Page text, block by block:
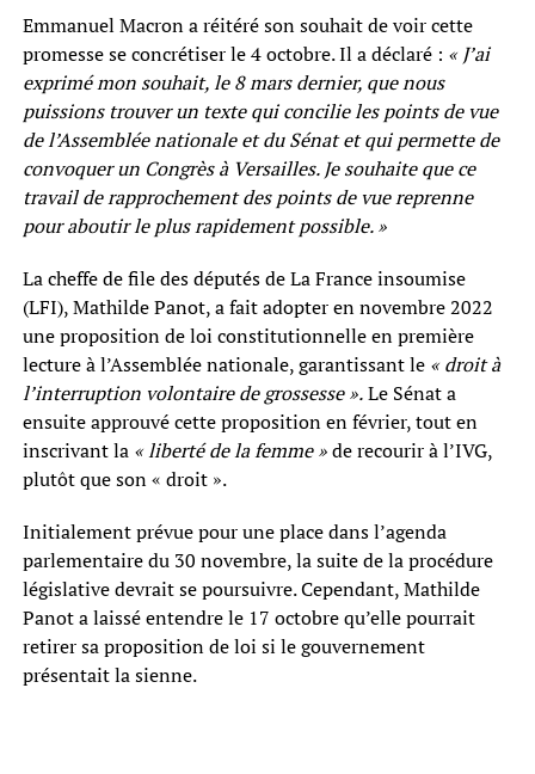
Emmanuel Macron a réitéré son souhait de voir cette
promesse se concrétiser le 4 octobre. Il a déclaré : « J’ai
exprimé mon souhait, le 8 mars dernier, que nous
puissions trouver un texte qui concilie les points de vue
de l’Assemblée nationale et du Sénat et qui permette de
convoquer un Congrès à Versailles. Je souhaite que ce
travail de rapprochement des points de vue reprenne
pour aboutir le plus rapidement possible. »
La cheffe de file des députés de La France insoumise
(LFI), Mathilde Panot, a fait adopter en novembre 2022
une proposition de loi constitutionnelle en première
lecture à l’Assemblée nationale, garantissant le « droit à
l’interruption volontaire de grossesse ».Le Sénat a
ensuite approuvé cette proposition en février, tout en
inscrivant la « liberté de la femme »de recourir à l’IVG,
plutôt que son « droit ».
Initialement prévue pour une place dans l’agenda
parlementaire du 30 novembre, la suite de la procédure
législative devrait se poursuivre. Cependant, Mathilde
Panot a laissé entendre le 17 octobre qu’elle pourrait
retirer sa proposition de loi si le gouvernement
présentait la sienne.